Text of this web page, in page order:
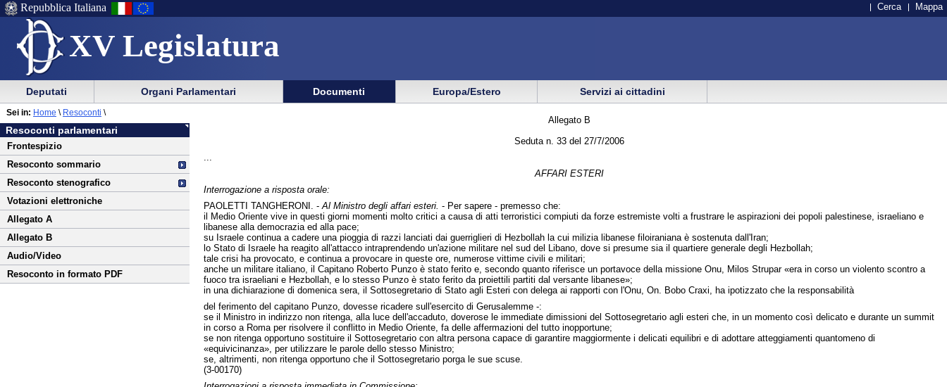
XV Legislatura
Menu
di
ausilio
alla
navigazione
Menu
di
navigazione
principale
Repubblica Italiana Cerca Mappa
Menu
di
navigazione
principale
menu
di
sezione
Deputati Organi Parlamentari Documenti Europa/Estero Servizi ai cittadini
Vai
al
contenuto
Resoconti parlamentari
Frontespizio
Resoconto sommario
Resoconto stenografico
Votazioni elettroniche
Allegato A
Allegato B
Audio/Video
Resoconto in formato PDF
Sei in: Home \ Resoconti \
Allegato B
Seduta n. 33 del 27/7/2006
AFFARI ESTERI
Interrogazione a risposta orale:
PAOLETTI TANGHERONI. - Al Ministro degli affari esteri. - Per sapere - premesso che:
il Medio Oriente vive in questi giorni momenti molto critici a causa di atti terroristici compiuti da forze estremiste volti a frustrare le aspirazioni dei popoli palestinese, israeliano e
libanese alla democrazia ed alla pace;
su Israele continua a cadere una pioggia di razzi lanciati dai guerriglieri di Hezbollah la cui milizia libanese filoiraniana è sostenuta dall'Iran;
lo Stato di Israele ha reagito all'attacco intraprendendo un'azione militare nel sud del Libano, dove si presume sia il quartiere generale degli Hezbollah;
tale crisi ha provocato, e continua a provocare in queste ore, numerose vittime civili e militari;
anche un militare italiano, il Capitano Roberto Punzo è stato ferito e, secondo quanto riferisce un portavoce della missione Onu, Milos Strupar «era in corso un violento scontro a
fuoco tra israeliani e Hezbollah, e lo stesso Punzo è stato ferito da proiettili partiti dal versante libanese»;
in una dichiarazione di domenica sera, il Sottosegretario di Stato agli Esteri con delega ai rapporti con l'Onu, On. Bobo Craxi, ha ipotizzato che la responsabilità
del ferimento del capitano Punzo, dovesse ricadere sull'esercito di Gerusalemme -:
se il Ministro in indirizzo non ritenga, alla luce dell'accaduto, doverose le immediate dimissioni del Sottosegretario agli esteri che, in un momento così delicato e durante un summit
in corso a Roma per risolvere il conflitto in Medio Oriente, fa delle affermazioni del tutto inopportune;
se non ritenga opportuno sostituire il Sottosegretario con altra persona capace di garantire maggiormente i delicati equilibri e di adottare atteggiamenti quantomeno di
«equivicinanza», per utilizzare le parole dello stesso Ministro;
se, altrimenti, non ritenga opportuno che il Sottosegretario porga le sue scuse.
(3-00170)